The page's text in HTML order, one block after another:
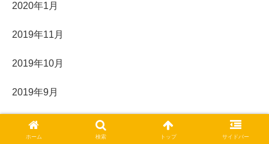
2020年1月
2019年11月
2019年10月
2019年9月
カテゴリー
ホーム 検索 トップ サイドバー